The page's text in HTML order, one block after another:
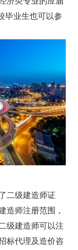
毕业生也可以参
二级建造师证
造师注册范围，
级建造师可以注
标代理及造价咨